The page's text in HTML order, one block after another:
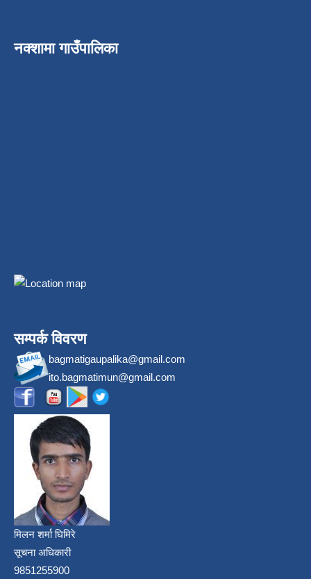
नक्शामा गाउँपालिका
सम्पर्क विवरण
bagmatigaupalika@gmail.com
ito.bagmatimun@gmail.com
मिलन शर्मा घिमिरे
सूचना अधिकारी
9851255900